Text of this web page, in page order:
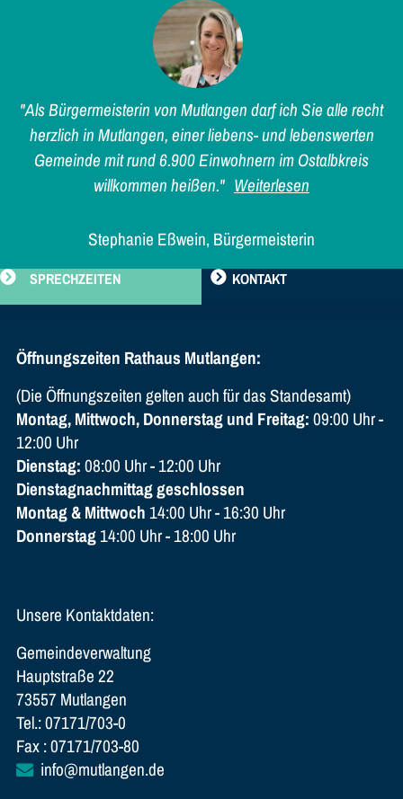
"Als Bürgermeisterin von Mutlangen darf ich Sie alle recht
herzlich in Mutlangen, einer liebens- und lebenswerten
Gemeinde mit rund 6.900 Einwohnern im Ostalbkreis
willkommen heißen." Weiterlesen
Stephanie Eßwein, Bürgermeisterin
SPRECHZEITEN KONTAKT
Öffnungszeiten Rathaus Mutlangen:
(Die Öffnungszeiten gelten auch für das Standesamt)
Montag, Mittwoch, Donnerstag und Freitag:09:00 Uhr -
12:00 Uhr
Dienstag:08:00 Uhr - 12:00 Uhr
Dienstagnachmittag geschlossen
Montag & Mittwoch 14:00 Uhr - 16:30 Uhr
Donnerstag14:00 Uhr - 18:00 Uhr
Unsere Kontaktdaten:
Gemeindeverwaltung
Hauptstraße 22
73557 Mutlangen
Tel.: 07171/703-0
Fax : 07171/703-80
info@mutlangen.de